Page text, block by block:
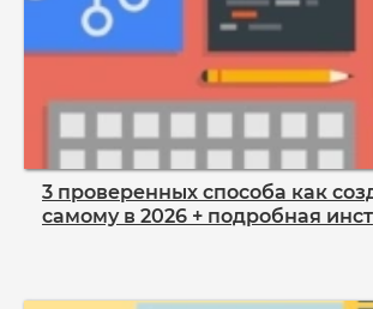
3 проверенных способа как
самому в 2026 + подробная